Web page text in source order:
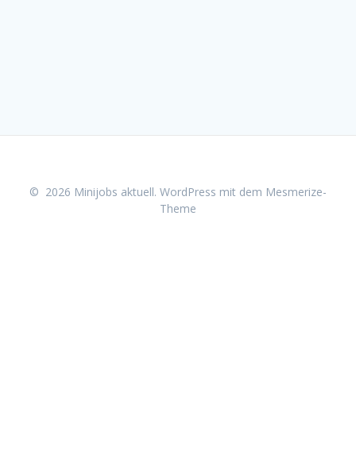
© 2026 Minijobs aktuell. WordPress mit dem Mesmerize-
Theme